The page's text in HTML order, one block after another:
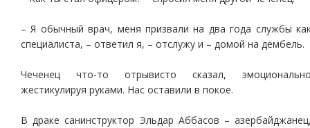
– Я обычный врач, меня призвали на два года службы
специалиста, – ответил я, – отслужу и – домой на дембель.
Чеченец что-то отрывисто сказал,
жестикулируя руками. Нас оставили в покое.
В драке санинструктор Эльдар Аббасов –